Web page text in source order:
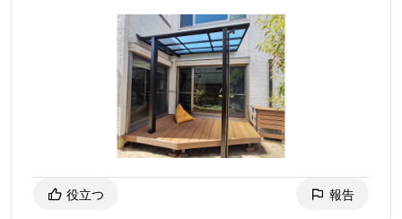
役立つ 報告